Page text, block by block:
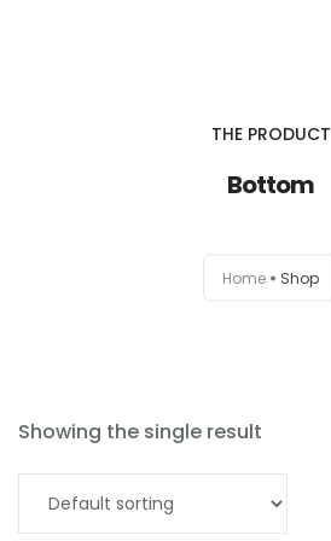
THE PRODUCT
Bottom
Home Shop
Showing the single result
Add to cart